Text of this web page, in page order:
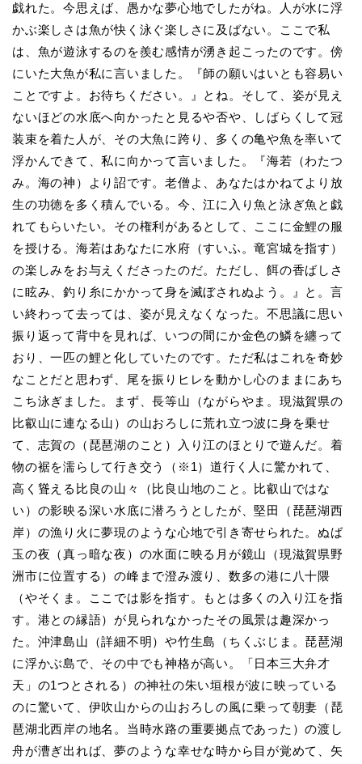
戯れた。今思えば、愚かな夢心地でしたがね。人が水に浮
かぶ楽しさは魚が快く泳ぐ楽しさに及ばない。ここで私
は、魚が遊泳するのを羨む感情が湧き起こったのです。傍
にいた大魚が私に言いました。『師の願いはいとも容易い
ことですよ。お待ちください。』とね。そして、姿が見え
ないほどの水底へ向かったと見るや否や、しばらくして冠
装束を着た人が、その大魚に跨り、多くの亀や魚を率いて
浮かんできて、私に向かって言いました。『海若（わたつ
み。海の神）より詔です。老僧よ、あなたはかねてより放
生の功徳を多く積んでいる。今、江に入り魚と泳ぎ魚と戯
れてもらいたい。その権利があるとして、ここに金鯉の服
を授ける。海若はあなたに水府（すいふ。竜宮城を指す）
の楽しみをお与えくださったのだ。ただし、餌の香ばしさ
に眩み、釣り糸にかかって身を滅ぼされぬよう。』と。言
い終わって去っては、姿が見えなくなった。不思議に思い
振り返って背中を見れば、いつの間にか金色の鱗を纏って
おり、一匹の鯉と化していたのです。ただ私はこれを奇妙
なことだと思わず、尾を振りヒレを動かし心のままにあち
こち泳ぎました。まず、長等山（ながらやま。現滋賀県の
比叡山に連なる山）の山おろしに荒れ立つ波に身を乗せ
て、志賀の（琵琶湖のこと）入り江のほとりで遊んだ。着
物の裾を濡らして行き交う（※1）道行く人に驚かれて、
高く聳える比良の山々（比良山地のこと。比叡山ではな
い）の影映る深い水底に潜ろうとしたが、堅田（琵琶湖西
岸）の漁り火に夢現のような心地で引き寄せられた。ぬば
玉の夜（真っ暗な夜）の水面に映る月が鏡山（現滋賀県野
洲市に位置する）の峰まで澄み渡り、数多の港に八十隈
（やそくま。ここでは影を指す。もとは多くの入り江を指
す。港との縁語）が見られなかったその風景は趣深かっ
た。沖津島山（詳細不明）や竹生島（ちくぶじま。琵琶湖
に浮かぶ島で、その中でも神格が高い。「日本三大弁才
天」の1つとされる）の神社の朱い垣根が波に映っている
のに驚いて、伊吹山からの山おろしの風に乗って朝妻（琵
琶湖北西岸の地名。当時水路の重要拠点であった）の渡し
舟が漕ぎ出れば、夢のような幸せな時から目が覚めて、矢